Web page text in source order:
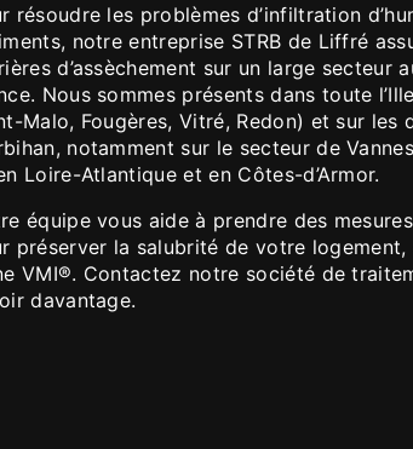
résoudre les problèmes d’infiltration
notre entreprise STRB de Liffré
d’assèchement sur un large secteur
Nous sommes présents dans toute
Malo, Fougères, Vitré, Redon) et sur les
notamment sur le secteur de
Loire-Atlantique et en Côtes-d’Armor.
équipe vous aide à prendre des
préserver la salubrité de votre logement,
VMI®. Contactez notre société de
davantage.